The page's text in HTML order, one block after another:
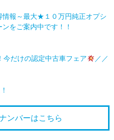
情報～最大★１０万円純正オプシ
をご案内中です！！
今だけの認定中古車フェア ／／
！
ンバーはこちら